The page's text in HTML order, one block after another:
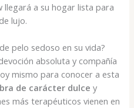
llegará a su hogar lista para
lujo.
pelo sedoso en su vida?
absoluta y compañía
mismo para conocer a esta
de carácter dulce y
más terapéuticos vienen en